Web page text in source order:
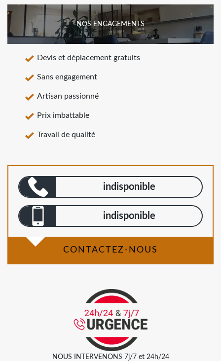
NOS ENGAGEMENTS
Devis et déplacement gratuits
Sans engagement
Artisan passionné
Prix imbattable
Travail de qualité
indisponible
indisponible
CONTACTEZ-NOUS
NOUS INTERVENONS 7j/7 et 24h/24